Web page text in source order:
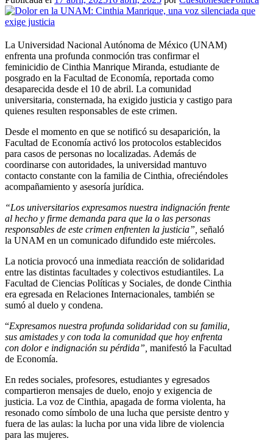
La Universidad Nacional Autónoma de México (UNAM)
enfrenta una profunda conmoción tras confirmar el
feminicidio de Cinthia Manrique Miranda, estudiante de
posgrado en la Facultad de Economía, reportada como
desaparecida desde el 10 de abril. La comunidad
universitaria, consternada, ha exigido justicia y castigo para
quienes resulten responsables de este crimen.
Desde el momento en que se notificó su desaparición, la
Facultad de Economía activó los protocolos establecidos
para casos de personas no localizadas. Además de
coordinarse con autoridades, la universidad mantuvo
contacto constante con la familia de Cinthia, ofreciéndoles
acompañamiento y asesoría jurídica.
“Los universitarios expresamos nuestra indignación frente
al hecho y firme demanda para que la o las personas
responsables de este crimen enfrenten la justicia”, señaló
la UNAM en un comunicado difundido este miércoles.
La noticia provocó una inmediata reacción de solidaridad
entre las distintas facultades y colectivos estudiantiles. La
Facultad de Ciencias Políticas y Sociales, de donde Cinthia
era egresada en Relaciones Internacionales, también se
sumó al duelo y condena.
“Expresamos nuestra profunda solidaridad con su familia,
sus amistades y con toda la comunidad que hoy enfrenta
con dolor e indignación su pérdida”, manifestó la Facultad
de Economía.
En redes sociales, profesores, estudiantes y egresados
compartieron mensajes de duelo, enojo y exigencia de
justicia. La voz de Cinthia, apagada de forma violenta, ha
resonado como símbolo de una lucha que persiste dentro y
fuera de las aulas: la lucha por una vida libre de violencia
para las mujeres.